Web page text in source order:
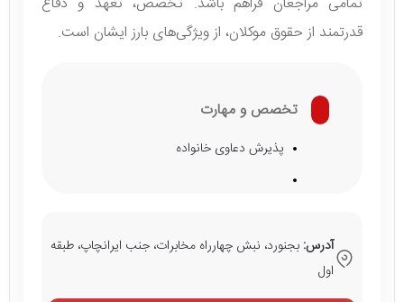
قدرتمند از حقوق موکلان، از ویژگی‌های بارز ایشان است.
تخصص و مهارت
پذیرش دعاوی خانواده
آدرس: بجنورد، نبش چهارراه مخابرات، جنب ایرانچاپ، طبقه
اول